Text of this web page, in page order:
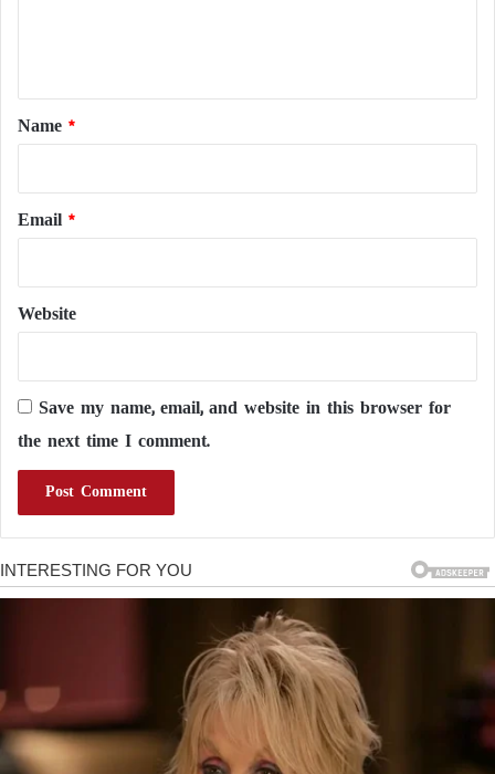
*
Name *
Email *
Website
Save my name, email, and website in this browser for
the next time I comment.